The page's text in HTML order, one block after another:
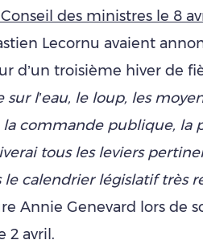
des ministres le 8
Lecornu avaient
d’un troisième hiver de
l’eau, le loup, les
commande publique, la
tous les leviers
calendrier législatif très
Annie Genevard lors de
2 avril.